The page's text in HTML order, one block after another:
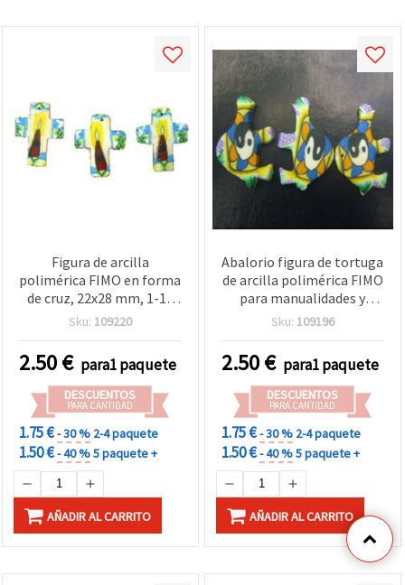
Figura de arcilla
polimérica FIMO en forma
de cruz, 22x28 mm, 1-10
piezas
Sku: 109220
2.50€ para1 paquete
DESCUENTOS
PARA CANTIDAD
1.75 €- 30 % 2-4 paquete
1.50 €- 40 %5 paquete +
AÑADIR AL CARRITO
Abalorio figura de tortuga
de arcilla polimérica FIMO
para manualidades y
bisutería, 36 mm, pack 1–
Sku: 109196
2.50€ para1 paquete
DESCUENTOS
PARA CANTIDAD
1.75 €- 30 % 2-4 paquete
1.50 €- 40 %5 paquete +
AÑADIR AL CARRITO